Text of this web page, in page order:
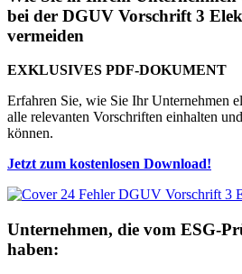
bei der DGUV Vorschrift 3
vermeiden
EXKLUSIVES PDF-DOKUMENT
Erfahren Sie, wie Sie Ihr Unternehmen
alle relevanten Vorschriften einhalten
können.
Jetzt zum kostenlosen Download!
Unternehmen, die vom ESG-
haben: